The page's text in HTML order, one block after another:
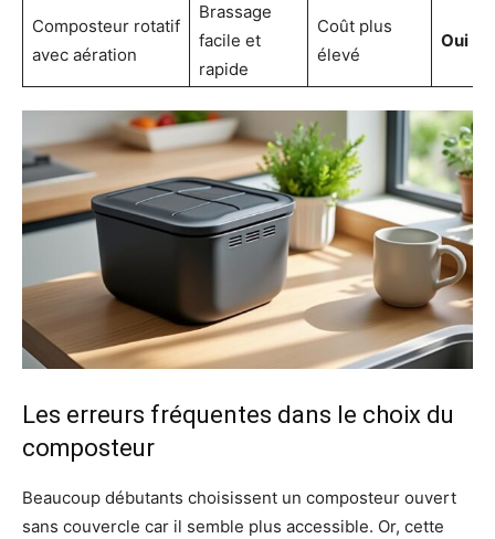
Composteur rotatif
avec aération
Brassage
facile et
rapide
Coût plus
élevé
Oui
Les erreurs fréquentes dans le choix du
composteur
Beaucoup débutants choisissent un composteur ouvert
sans couvercle car il semble plus accessible. Or, cette